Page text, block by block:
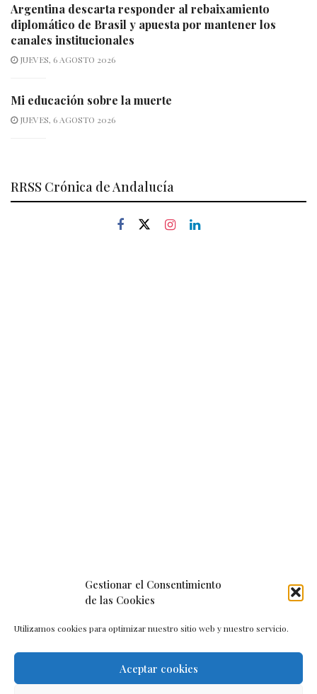
Gestionar el Consentimiento
de las Cookies
Utilizamos cookies para optimizar nuestro sitio web y nuestro servicio.
Aceptar cookies
Argentina descarta responder al rebaixamiento
diplomático de Brasil y apuesta por mantener los
canales institucionales
JUEVES, 6 AGOSTO 2026
Mi educación sobre la muerte
JUEVES, 6 AGOSTO 2026
RRSS Crónica de Andalucía